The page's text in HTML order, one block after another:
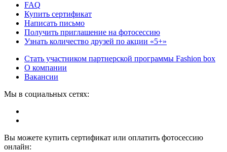
FAQ
Купить сертификат
Написать письмо
Получить приглашение на фотосессию
Узнать количество друзей по акции «5+»
Стать участником партнерской программы Fashion box
О компании
Вакансии
Мы в социальных сетях:
Вы можете купить сертификат или оплатить фотосессию
онлайн: